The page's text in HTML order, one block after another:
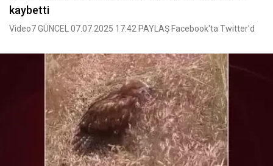
kaybetti
Video7 GÜNCEL 07.07.2025 17:42 PAYLAŞ Facebook'ta Twitter'd